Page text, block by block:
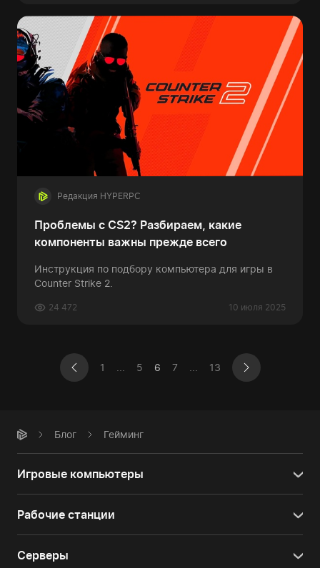
Редакция HYPERPC
Проблемы с CS2? Разбираем, какие
компоненты важны прежде всего
Инструкция по подбору компьютера для игры в
Counter Strike 2.
10 июля 2025
24 472
1 5 6 7 13
Блог Гейминг
Игровые компьютеры
Рабочие станции
Серверы